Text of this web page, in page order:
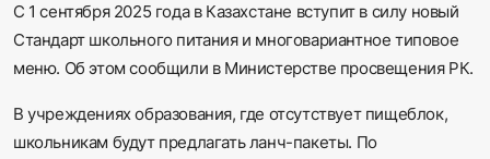
Мир
С 1 сентября 2025 года в Казахстане вступит в силу новый
Стандарт школьного питания и многовариантное типовое
меню. Об этом сообщили в Министерстве просвещения РК.
В учреждениях образования, где отсутствует пищеблок,
школьникам будут предлагать ланч-пакеты. По